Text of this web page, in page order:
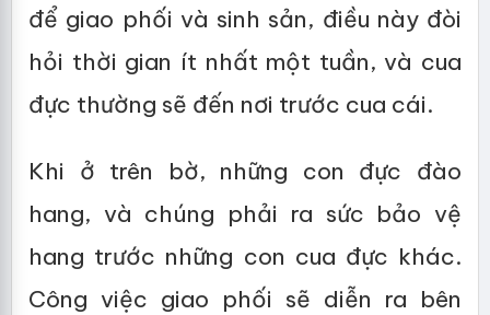
để giao phối và sinh sản, điều này đòi
hỏi thời gian ít nhất một tuần, và cua
đực thường sẽ đến nơi trước cua cái.
Khi ở trên bờ, những con đực đào
hang, và chúng phải ra sức bảo vệ
hang trước những con cua đực khác.
Công việc giao phối sẽ diễn ra bên